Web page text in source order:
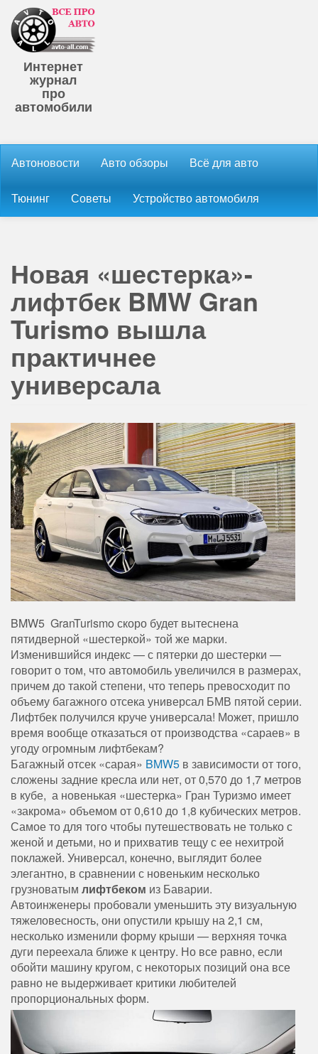
Интернет
журнал
про
автомобили
Автоновости Авто обзоры Всё для авто
Тюнинг Советы Устройство автомобиля
Новая «шестерка»-
лифтбек BMW Gran
Turismo вышла
практичнее
универсала
BMW5 GranTurismo скоро будет вытеснена
пятидверной «шестеркой» той же марки.
Изменившийся индекс — с пятерки до шестерки —
говорит о том, что автомобиль увеличился в размерах,
причем до такой степени, что теперь превосходит по
объему багажного отсека универсал БМВ пятой серии.
Лифтбек получился круче универсала! Может, пришло
время вообще отказаться от производства «сараев» в
угоду огромным лифтбекам?
Багажный отсек «сарая» BMW5 в зависимости от того,
сложены задние кресла или нет, от 0,570 до 1,7 метров
в кубе, а новенькая «шестерка» Гран Туризмо имеет
«закрома» объемом от 0,610 до 1,8 кубических метров.
Самое то для того чтобы путешествовать не только с
женой и детьми, но и прихватив тещу с ее нехитрой
поклажей. Универсал, конечно, выглядит более
элегантно, в сравнении с новеньким несколько
грузноватым лифтбеком из Баварии.
Автоинженеры пробовали уменьшить эту визуальную
тяжеловесность, они опустили крышу на 2,1 см,
несколько изменили форму крыши — верхняя точка
дуги переехала ближе к центру. Но все равно, если
обойти машину кругом, с некоторых позиций она все
равно не выдерживает критики любителей
пропорциональных форм.